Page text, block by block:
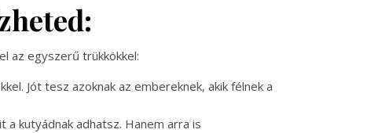
az egyszerű trükkökkel:
Jót tesz azoknak az embereknek, akik félnek a
kutyádnak adhatsz. Hanem arra is